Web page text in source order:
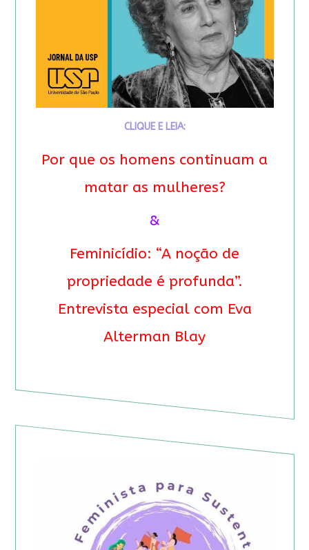
CLIQUE E LEIA:
Por que os homens continuam a
matar as mulheres?
&
Feminicídio: “A noção de
propriedade é profunda”.
Entrevista especial com Eva
Alterman Blay